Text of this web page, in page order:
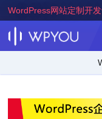
WordPress网站定制开